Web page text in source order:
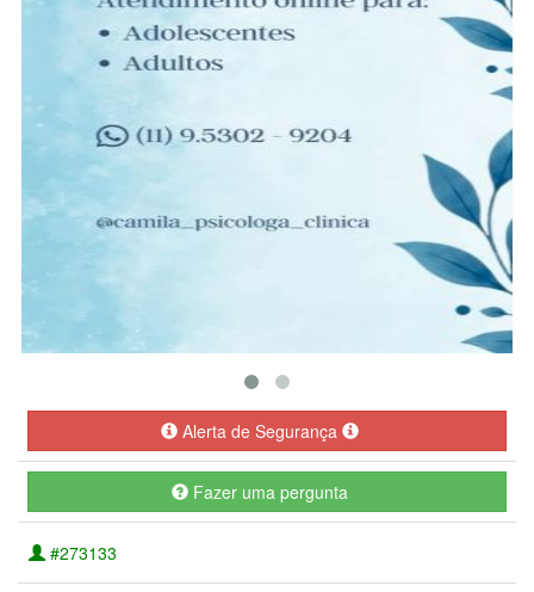
Alerta de Segurança
Fazer uma pergunta
#273133